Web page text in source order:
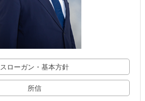
スローガン・基本方針
所信